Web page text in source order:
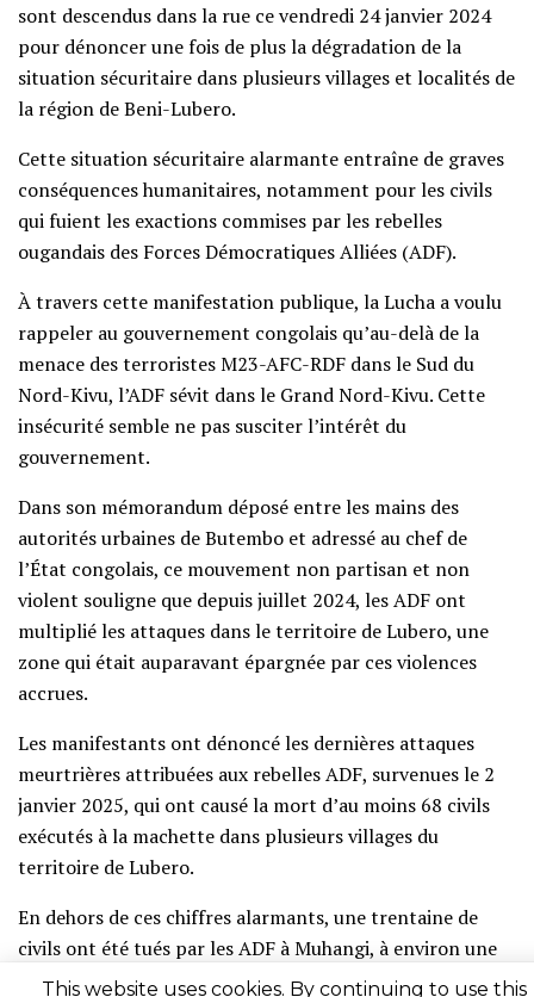
sont descendus dans la rue ce vendredi 24 janvier 2024
pour dénoncer une fois de plus la dégradation de la
situation sécuritaire dans plusieurs villages et localités de
la région de Beni-Lubero.
Cette situation sécuritaire alarmante entraîne de graves
conséquences humanitaires, notamment pour les civils
qui fuient les exactions commises par les rebelles
ougandais des Forces Démocratiques Alliées (ADF).
À travers cette manifestation publique, la Lucha a voulu
rappeler au gouvernement congolais qu’au-delà de la
menace des terroristes M23-AFC-RDF dans le Sud du
Nord-Kivu, l’ADF sévit dans le Grand Nord-Kivu. Cette
insécurité semble ne pas susciter l’intérêt du
gouvernement.
Dans son mémorandum déposé entre les mains des
autorités urbaines de Butembo et adressé au chef de
l’État congolais, ce mouvement non partisan et non
violent souligne que depuis juillet 2024, les ADF ont
multiplié les attaques dans le territoire de Lubero, une
zone qui était auparavant épargnée par ces violences
accrues.
Les manifestants ont dénoncé les dernières attaques
meurtrières attribuées aux rebelles ADF, survenues le 2
janvier 2025, qui ont causé la mort d’au moins 68 civils
exécutés à la machette dans plusieurs villages du
territoire de Lubero.
En dehors de ces chiffres alarmants, une trentaine de
civils ont été tués par les ADF à Muhangi, à environ une
centaine de kilomètres de Lubero Centre, au Nord-Kivu.
This website uses cookies. By continuing to use this